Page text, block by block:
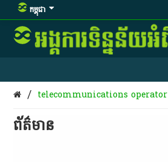
កម្ពុជា
/ telecommunications operator
ព័ត៌មាន​